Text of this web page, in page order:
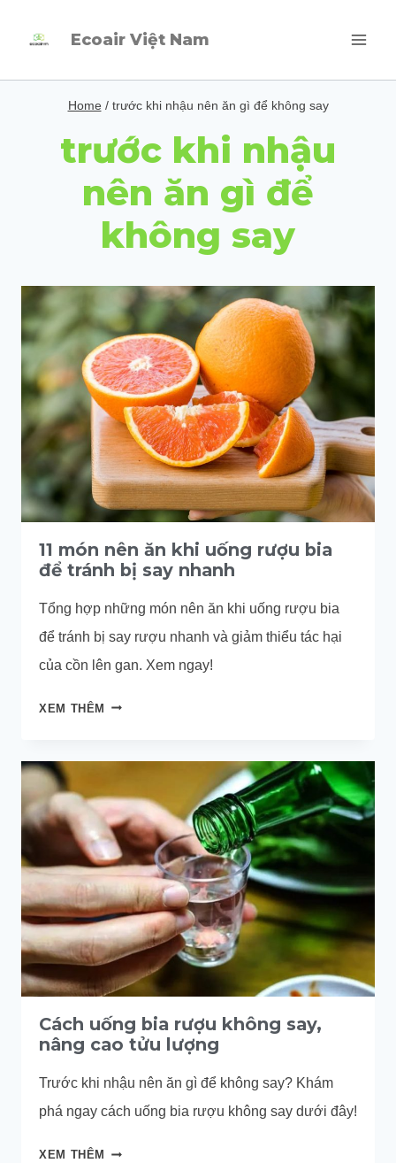
Ecoair Việt Nam
Home / trước khi nhậu nên ăn gì để không say
trước khi nhậu
nên ăn gì để
không say
11 món nên ăn khi uống rượu bia
để tránh bị say nhanh
Tổng hợp những món nên ăn khi uống rượu bia
để tránh bị say rượu nhanh và giảm thiểu tác hại
của cồn lên gan. Xem ngay!
XEM THÊM 11
UỐNG
RƯỢU
BIA
ĐỂ
TRÁNH
BỊ
SAY
NHANH
Cách uống bia rượu không say,
nâng cao tửu lượng
Trước khi nhậu nên ăn gì để không say? Khám
phá ngay cách uống bia rượu không say dưới đây!
XEM THÊM
CÁCH